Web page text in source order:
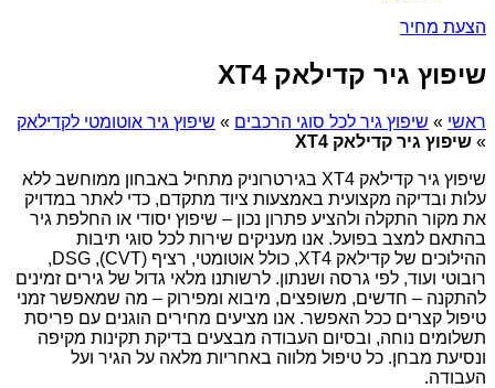
הצעת מחיר
שיפוץ גיר קדילאק XT4
ראשי » שיפוץ גיר לכל סוגי הרכבים » שיפוץ גיר אוטומטי לקדילאק
» שיפוץ גיר קדילאק XT4
שיפוץ גיר קדילאק XT4 בגירטרוניק מתחיל באבחון ממוחשב ללא
עלות ובדיקה מקצועית באמצעות ציוד מתקדם, כדי לאתר במדויק
את מקור התקלה ולהציע פתרון נכון – שיפוץ יסודי או החלפת גיר
בהתאם למצב בפועל. אנו מעניקים שירות לכל סוגי תיבות
ההילוכים של קדילאק XT4, כולל אוטומטי, רציף (CVT), DSG,
רובוטי ועוד, לפי גרסה ושנתון. לרשותנו מלאי גדול של גירים זמינים
להתקנה – חדשים, משופצים, מיבוא ומפירוק – מה שמאפשר זמני
טיפול קצרים ככל האפשר. אנו מציעים מחירים הוגנים עם פריסת
תשלומים נוחה, ובסיום העבודה מבצעים בדיקת תקינות מקיפה
ונסיעת מבחן. כל טיפול מלווה באחריות מלאה על הגיר ועל
העבודה.